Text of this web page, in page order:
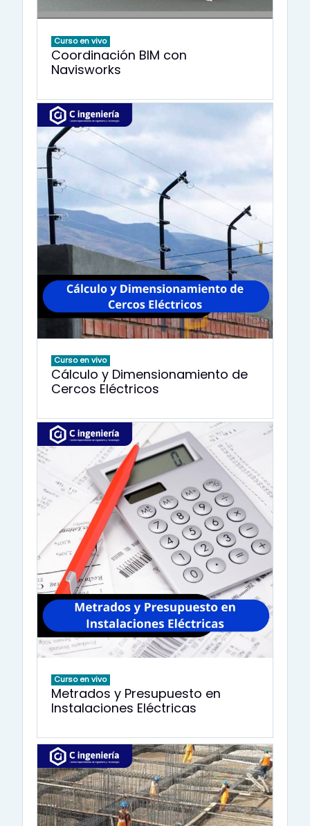
Curso en vivo
Coordinación BIM con
Navisworks
Curso en vivo
Cálculo y Dimensionamiento de
Cercos Eléctricos
Curso en vivo
Metrados y Presupuesto en
Instalaciones Eléctricas